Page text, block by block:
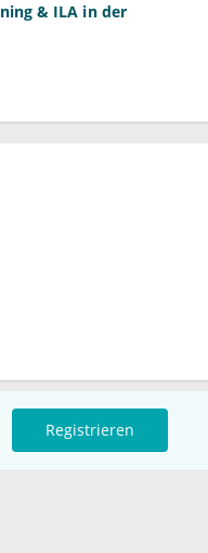
Registrieren
& ILA in der